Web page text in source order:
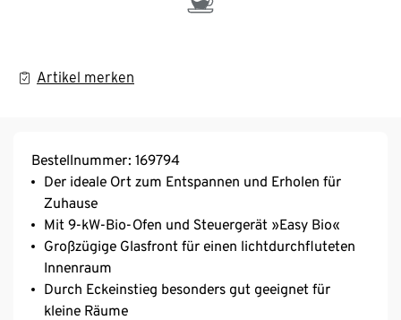
Artikel merken
Bestellnummer: 169794
Der ideale Ort zum Entspannen und Erholen für
Zuhause
Mit 9-kW-Bio-Ofen und Steuergerät »Easy Bio«
Großzügige Glasfront für einen lichtdurchfluteten
Innenraum
Durch Eckeinstieg besonders gut geeignet für
kleine Räume